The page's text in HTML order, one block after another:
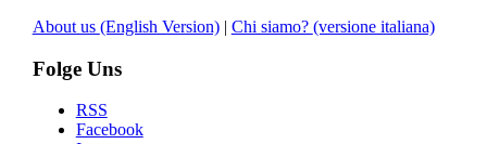
About us (English Version)| Chi siamo? (versione italiana)
Folge Uns
RSS
Facebook